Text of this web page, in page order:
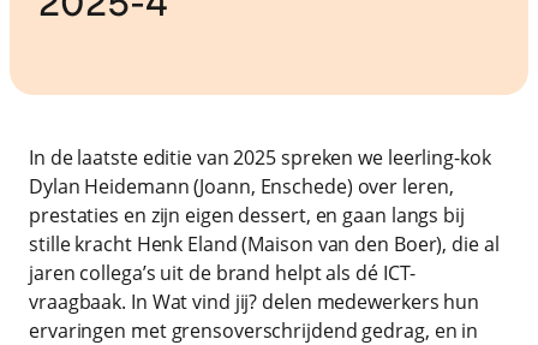
In de laatste editie van 2025 spreken we leerling-kok
Dylan Heidemann (Joann, Enschede) over leren,
prestaties en zijn eigen dessert, en gaan langs bij
stille kracht Henk Eland (Maison van den Boer), die al
jaren collega’s uit de brand helpt als dé ICT-
vraagbaak. In Wat vind jij? delen medewerkers hun
ervaringen met grensoverschrijdend gedrag, en in